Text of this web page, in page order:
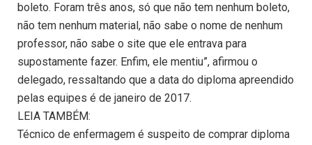
boleto. Foram três anos, só que não tem nenhum boleto,
não tem nenhum material, não sabe o nome de nenhum
professor, não sabe o site que ele entrava para
supostamente fazer. Enfim, ele mentiu”, afirmou o
delegado, ressaltando que a data do diploma apreendido
pelas equipes é de janeiro de 2017.
LEIA TAMBÉM:
Técnico de enfermagem é suspeito de comprar diploma